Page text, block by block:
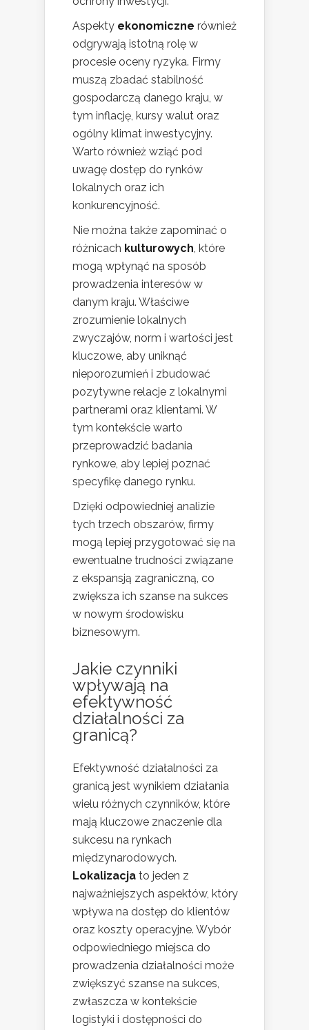
Aspekty ekonomiczne również
odgrywają istotną rolę w
procesie oceny ryzyka. Firmy
muszą zbadać stabilność
gospodarczą danego kraju, w
tym inflację, kursy walut oraz
ogólny klimat inwestycyjny.
Warto również wziąć pod
uwagę dostęp do rynków
lokalnych oraz ich
konkurencyjność.
Nie można także zapominać o
różnicach kulturowych, które
mogą wpłynąć na sposób
prowadzenia interesów w
danym kraju. Właściwe
zrozumienie lokalnych
zwyczajów, norm i wartości jest
kluczowe, aby uniknąć
nieporozumień i zbudować
pozytywne relacje z lokalnymi
partnerami oraz klientami. W
tym kontekście warto
przeprowadzić badania
rynkowe, aby lepiej poznać
specyfikę danego rynku.
Dzięki odpowiedniej analizie
tych trzech obszarów, firmy
mogą lepiej przygotować się na
ewentualne trudności związane
z ekspansją zagraniczną, co
zwiększa ich szanse na sukces
w nowym środowisku
biznesowym.
Jakie czynniki
wpływają na
efektywność
działalności za
granicą?
Efektywność działalności za
granicą jest wynikiem działania
wielu różnych czynników, które
mają kluczowe znaczenie dla
sukcesu na rynkach
międzynarodowych.
Lokalizacja to jeden z
najważniejszych aspektów, który
wpływa na dostęp do klientów
oraz koszty operacyjne. Wybór
odpowiedniego miejsca do
prowadzenia działalności może
zwiększyć szanse na sukces,
zwłaszcza w kontekście
logistyki i dostępności do